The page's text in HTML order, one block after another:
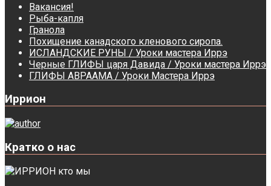
Вакансия!
Рыба-капля
Гранола
Похищение канадского кленового сиропа.
ИСЛАНДСКИЕ РУНЫ / Уроки мастера Иррэ
Черные ГЛИФЫ царя Давида / Уроки мастера Иррэ
ГЛИФЫ АВРААМА / Уроки Мастера Иррэ
Иррион
Кратко о нас